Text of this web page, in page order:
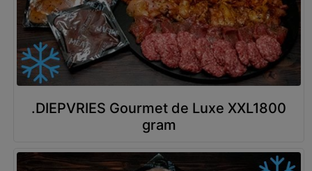
.DIEPVRIES Gourmet de Luxe XXL1800
gram